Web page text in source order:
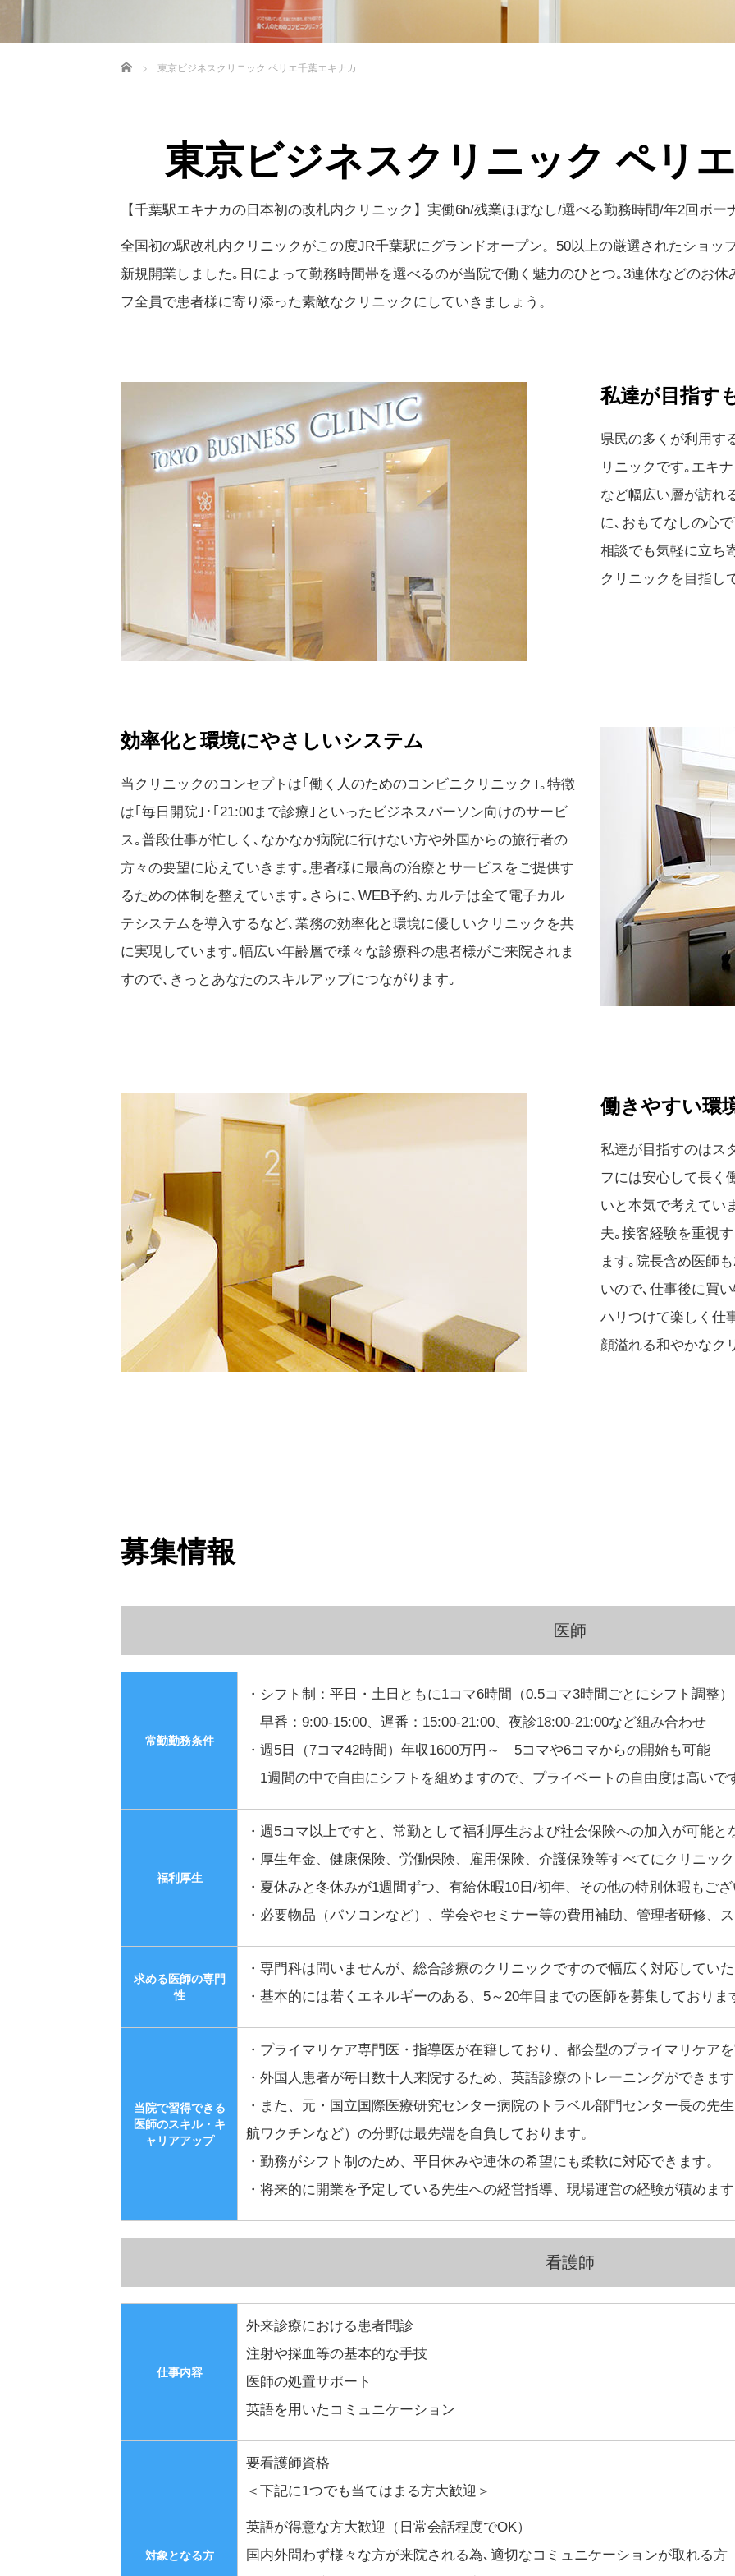
ホーム 東京ビジネスクリニック ペリエ千葉エキナカ
東京ビジネスクリニック ペリ
【千葉駅エキナカの日本初の改札内クリニック】実働6h/残業ほぼなし/選べる勤務時間/年2回ボー
全国初の駅改札内クリニックがこの度JR千葉駅にグランドオープン。50以上の厳選されたショッ
新規開業しました｡日によって勤務時間帯を選べるのが当院で働く魅力のひとつ｡3連休などのお
フ全員で患者様に寄り添った素敵なクリニックにしていきましょう。
私達が目指す
県民の多くが利用す
リニックです｡エキ
など幅広い層が訪れ
に､おもてなしの心
相談でも気軽に立ち
クリニックを目指し
効率化と環境にやさしいシステム
当クリニックのコンセプトは｢働く人のためのコンビニクリニック｣｡特徴
は｢毎日開院｣･｢21:00まで診療｣といったビジネスパーソン向けのサービ
ス｡普段仕事が忙しく､なかなか病院に行けない方や外国からの旅行者の
方々の要望に応えていきます｡患者様に最高の治療とサービスをご提供す
るための体制を整えています｡さらに､WEB予約､カルテは全て電子カル
テシステムを導入するなど､業務の効率化と環境に優しいクリニックを共
に実現しています｡幅広い年齢層で様々な診療科の患者様がご来院されま
すので､きっとあなたのスキルアップにつながります｡
働きやすい環
私達が目指すのはス
フには安心して長く
いと本気で考えてい
夫｡接客経験を重視
ます｡院長含め医師
いので､仕事後に買
ハリつけて楽しく仕
顔溢れる和やかなク
募集情報
医師
常勤勤務条件
・シフト制：平日・土日ともに1コマ6時間（0.5コマ3時間ごとにシフト調整）
早番：9:00-15:00、遅番：15:00-21:00、夜診18:00-21:00など組み合わせ
・週5日（7コマ42時間）年収1600万円～ 5コマや6コマからの開始も可能
1週間の中で自由にシフトを組めますので、プライベートの自由度は高いで
福利厚生
・週5コマ以上ですと、常勤として福利厚生および社会保険への加入が可能と
・厚生年金、健康保険、労働保険、雇用保険、介護保険等すべてにクリニック
・夏休みと冬休みが1週間ずつ、有給休暇10日/初年、その他の特別休暇もござ
・必要物品（パソコンなど）、学会やセミナー等の費用補助、管理者研修、
求める医師の専門
性
・専門科は問いませんが、総合診療のクリニックですので幅広く対応してい
・基本的には若くエネルギーのある、5～20年目までの医師を募集しておりま
当院で習得できる
医師のスキル・キ
ャリアアップ
・プライマリケア専門医・指導医が在籍しており、都会型のプライマリケアを
・外国人患者が毎日数十人来院するため、英語診療のトレーニングができます
・また、元・国立国際医療研究センター病院のトラベル部門センター長の先
航ワクチンなど）の分野は最先端を自負しております。
・勤務がシフト制のため、平日休みや連休の希望にも柔軟に対応できます。
・将来的に開業を予定している先生への経営指導、現場運営の経験が積めます
看護師
仕事内容
外来診療における患者問診
注射や採血等の基本的な手技
医師の処置サポート
英語を用いたコミュニケーション
対象となる方
要看護師資格
＜下記に1つでも当てはまる方大歓迎＞
英語が得意な方大歓迎（日常会話程度でOK）
国内外問わず様々な方が来院される為､適切なコミュニケーションが取れる方